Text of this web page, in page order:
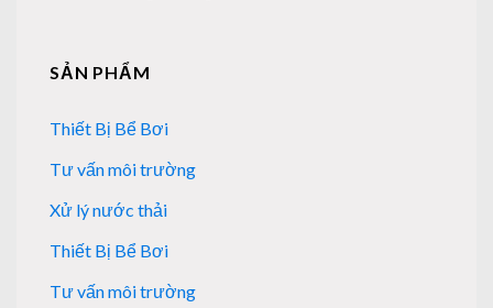
SẢN PHẨM
Thiết Bị Bể Bơi
Tư vấn môi trường
Xử lý nước thải
Thiết Bị Bể Bơi
Tư vấn môi trường